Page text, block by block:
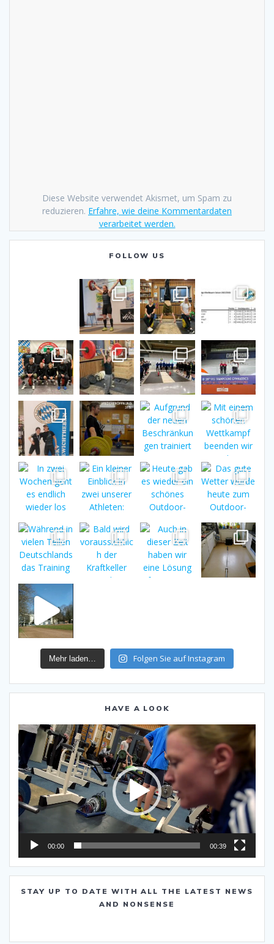
Diese Website verwendet Akismet, um Spam zu
reduzieren. Erfahre, wie deine Kommentardaten
verarbeitet werden.
FOLLOW US
Mehr laden… Folgen Sie auf Instagram
HAVE A LOOK
Video-
Player
00:00 00:39
STAY UP TO DATE WITH ALL THE LATEST NEWS
AND NONSENSE